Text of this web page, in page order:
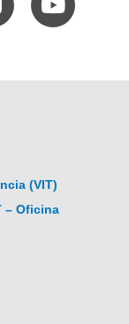
(VIT)
– Oficina